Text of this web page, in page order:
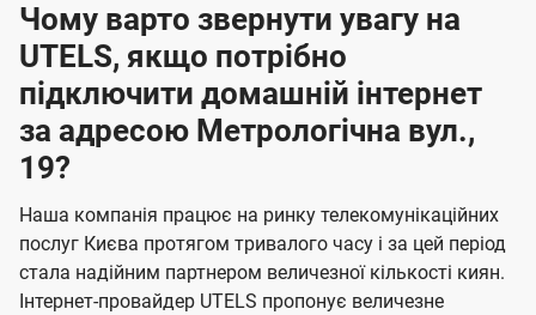
Чому варто звернути увагу на
UTELS, якщо потрібно
підключити домашній інтернет
за адресою Метрологічна вул.,
19?
Наша компанія працює на ринку телекомунікаційних
послуг Києва протягом тривалого часу і за цей період
стала надійним партнером величезної кількості киян.
Інтернет-провайдер UTELS пропонує величезне